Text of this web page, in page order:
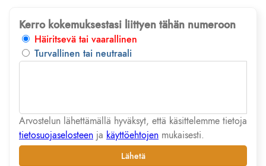
Kerro kokemuksestasi liittyen tähän numeroon
Häiritsevä tai vaarallinen
Turvallinen tai neutraali
Arvostelun lähettämällä hyväksyt, että käsittelemme tietoja
tietosuojaselosteen ja käyttöehtojen mukaisesti.
Lähetä